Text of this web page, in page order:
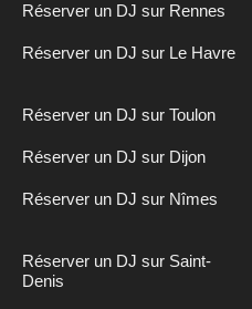
Réserver un DJ sur Rennes
Réserver un DJ sur Le Havre
Réserver un DJ sur Toulon
Réserver un DJ sur Dijon
Réserver un DJ sur Nîmes
Réserver un DJ sur Saint-
Denis